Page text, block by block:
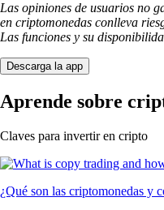
Las opiniones de usuarios no
en criptomonedas conlleva
Las funciones y su
Descarga la app
Aprende sobre
Claves para invertir en cripto
¿Qué son las criptomonedas y